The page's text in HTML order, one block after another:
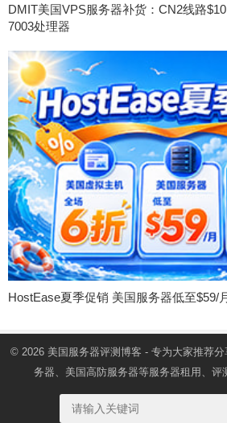
DMIT美国VPS服务器补货：CN2线路
7003处理器
HostEase夏季促销 美国服务器低至$59/
© 2026 美国服务器评测博客 - 专为大家推荐
务器、美国高防服务器等服务器租用、评